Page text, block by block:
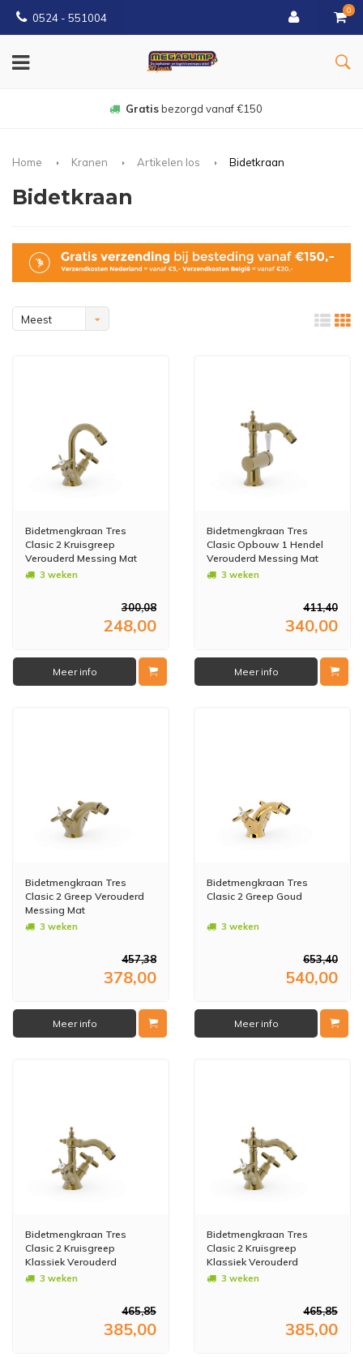
0524 - 551004
0
Gratisbezorgd vanaf €150
Home Kranen Artikelen los Bidetkraan
Bidetkraan
Meest
Bidetmengkraan Tres
Clasic 2 Kruisgreep
Verouderd Messing Mat
3 weken
300,08
248,00
Meer info
Bidetmengkraan Tres
Clasic Opbouw 1 Hendel
Verouderd Messing Mat
3 weken
411,40
340,00
Meer info
Bidetmengkraan Tres
Clasic 2 Greep Verouderd
Messing Mat
3 weken
457,38
378,00
Meer info
Bidetmengkraan Tres
Clasic 2 Greep Goud
3 weken
653,40
540,00
Meer info
Bidetmengkraan Tres
Clasic 2 Kruisgreep
Klassiek Verouderd
Messing Mat
3 weken
465,85
385,00
Bidetmengkraan Tres
Clasic 2 Kruisgreep
Klassiek Verouderd
Messing
3 weken
465,85
385,00